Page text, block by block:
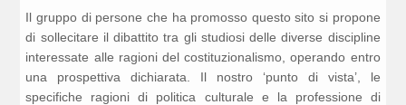
Il gruppo di persone che ha promosso questo sito si propone
di sollecitare il dibattito tra gli studiosi delle diverse discipline
interessate alle ragioni del costituzionalismo, operando entro
una prospettiva dichiarata. Il nostro ‘punto di vista’, le
specifiche ragioni di politica culturale e la professione di